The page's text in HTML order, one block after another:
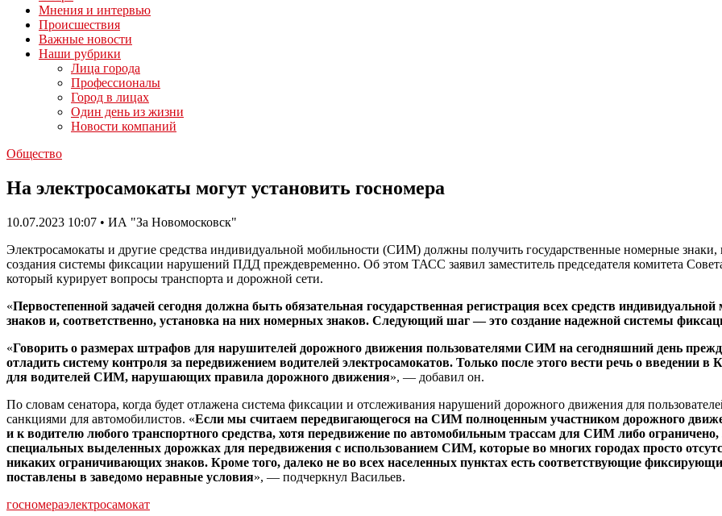
Мнения и интервью
Происшествия
Важные новости
Наши рубрики
Лица города
Профессионалы
Город в лицах
Один день из жизни
Новости компаний
Общество
На электросамокаты могут установить госномера
10.07.2023 10:07 • ИА "За Новомосковск"
Электросамокаты и другие средства индивидуальной мобильности (СИМ) должны получить государственные номерные
создания системы фиксации нарушений ПДД преждевременно. Об этом ТАСС заявил заместитель председателя комитета
который курирует вопросы транспорта и дорожной сети.
«Первостепенной задачей сегодня должна быть обязательная государственная регистрация всех средств
знаков и, соответственно, установка на них номерных знаков. Следующий шаг — это создание надежной системы
«Говорить о размерах штрафов для нарушителей дорожного движения пользователями СИМ на сегодняшний день
отладить систему контроля за передвижением водителей электросамокатов. Только после этого вести речь о
для водителей СИМ, нарушающих правила дорожного движения», — добавил он.
По словам сенатора, когда будет отлажена система фиксации и отслеживания нарушений дорожного движения для
санкциями для автомобилистов. «Если мы считаем передвигающегося на СИМ полноценным участником дорожного
и к водителю любого транспортного средства, хотя передвижение по автомобильным трассам для СИМ либо
специальных выделенных дорожках для передвижения с использованием СИМ, которые во многих городах просто
никаких ограничивающих знаков. Кроме того, далеко не во всех населенных пунктах есть соответствующие
поставлены в заведомо неравные условия», — подчеркнул Васильев.
госномераэлектросамокат